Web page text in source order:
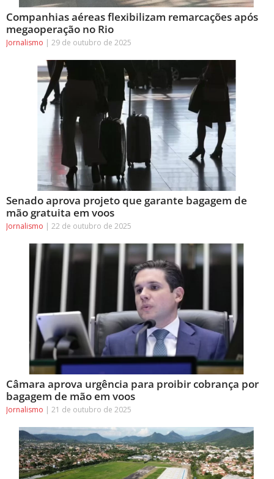
Companhias aéreas flexibilizam remarcações após
megaoperação no Rio
Jornalismo 29 de outubro de 2025
Senado aprova projeto que garante bagagem de
mão gratuita em voos
Jornalismo 22 de outubro de 2025
Câmara aprova urgência para proibir cobrança por
bagagem de mão em voos
Jornalismo 21 de outubro de 2025